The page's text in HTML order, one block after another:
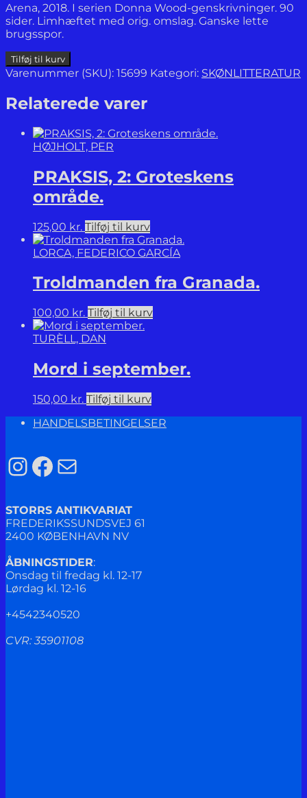
Arena, 2018. I serien Donna Wood-genskrivninger. 90
sider. Limhæftet med orig. omslag. Ganske lette
brugsspor.
Let
gang
lidt
til.
Tilføj til kurv
Varenummer (SKU): 15699 Kategori: SKØNLITTERATUR
Relaterede varer
HØJHOLT, PER
PRAKSIS, 2: Groteskens
område.
125,00 kr. Tilføj til kurv
LORCA, FEDERICO GARCÍA
Troldmanden fra Granada.
100,00 kr. Tilføj til kurv
TURÈLL, DAN
Mord i september.
150,00 kr. Tilføj til kurv
HANDELSBETINGELSER
Instagram
Facebook
Mail
STORRS ANTIKVARIAT
FREDERIKSSUNDSVEJ 61
2400 KØBENHAVN NV
ÅBNINGSTIDER:
Onsdag til fredag kl. 12-17
Lørdag kl. 12-16
+4542340520
CVR: 35901108